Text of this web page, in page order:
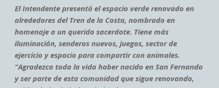
El Intendente presentó el espacio verde renovado en
alrededores del Tren de la Costa, nombrado en
homenaje a un querido sacerdote. Tiene más
iluminación, senderos nuevos, juegos, sector de
ejercicio y espacio para compartir con animales.
“Agradezco toda la vida haber nacido en San Fernando
y ser parte de esta comunidad que sigue renovando,